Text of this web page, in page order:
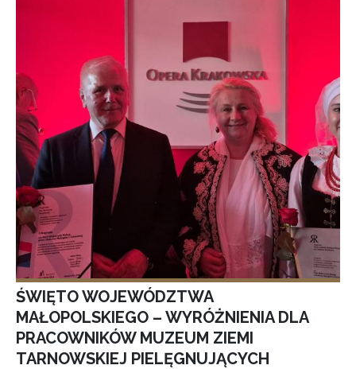
ŚWIĘTO WOJEWÓDZTWA
MAŁOPOLSKIEGO – WYRÓŻNIENIA DLA
PRACOWNIKÓW MUZEUM ZIEMI
TARNOWSKIEJ PIELĘGNUJĄCYCH